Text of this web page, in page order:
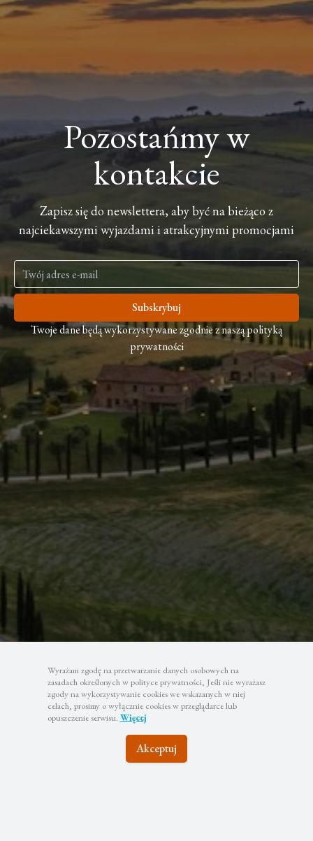
Wyrażam zgodę na przetwarzanie danych osobowych na
zasadach określonych w polityce prywatności, Jeśli nie wyrażasz
zgody na wykorzystywanie cookies we wskazanych w niej
celach, prosimy o wyłącznie cookies w przeglądarce lub
opuszczenie serwisu. Więcej
Akceptuj
Pozostańmy w
kontakcie
Zapisz się do newslettera, aby być na bieżąco z
najciekawszymi wyjazdami i atrakcyjnymi promocjami
Subskrybuj
Twoje dane będą wykorzystywane zgodnie z naszą polityką
prywatności